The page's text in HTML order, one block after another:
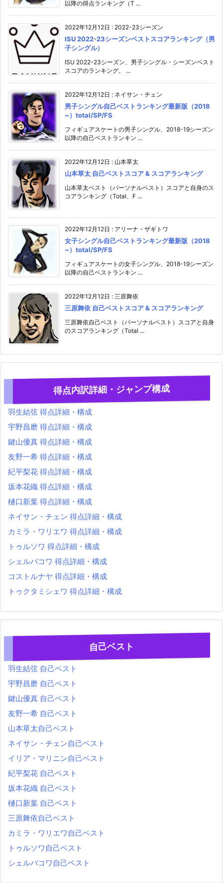
以降の得点ランキング（T ...
2022年12月12日 : 2022-23シーズン
ISU 2022-23シーズンベストスコアランキング（男
子シングル）
ISU 2022-23シーズン、男子シングル・シーズンベスト
スコアのランキング。 ...
2022年12月12日 : ネイサン・チェン
男子シングル自己ベストランキング最新版（2018
~）total/SP/FS
フィギュアスケートの男子シングル、2018-19シーズン
以降の自己ベストランキン ...
2022年12月12日 : 山本草太
山本草太 自己ベストスコア & スコアランキング
山本草太ベスト（パーソナルベスト）スコアと自身のス
コアランキング（Total、F ...
2022年12月12日 : アリーナ・ザギトワ
女子シングル自己ベストランキング最新版（2018
~）total/SP/FS
フィギュアスケートの女子シングル、2018-19シーズン
以降の自己ベストランキン ...
2022年12月12日 : 三原舞依
三原舞依 自己ベストスコア & スコアランキング
三原舞依自己ベスト（パーソナルベスト）スコアと自身
のスコアランキング（Total ...
得点内訳詳細・ジャンプ構成
羽生結弦 得点詳細・構成
宇野昌磨 得点詳細・構成
鍵山優真 得点詳細・構成
友野一希 得点詳細・構成
紀平梨花 得点詳細・構成
坂本花織 得点詳細・構成
樋口新葉 得点詳細・構成
ネイサン・チェン 得点詳細・構成
カミラ・ワリエワ 得点詳細・構成
トゥルソワ 得点詳細・構成
シェルバコワ 得点詳細・構成
コストルナヤ 得点詳細・構成
トゥクタミシェワ 得点詳細・構成
自己ベスト
羽生結弦 自己ベスト
宇野昌磨 自己ベスト
鍵山優真 自己ベスト
友野一希 自己ベスト
山本草太自己ベスト
ネイサン・チェン自己ベスト
イリア・マリニン自己ベスト
紀平梨花 自己ベスト
坂本花織 自己ベスト
樋口新葉 自己ベスト
三原舞依自己ベスト
カミラ・ワリエワ自己ベスト
トゥルソワ自己ベスト
シェルバコワ自己ベスト